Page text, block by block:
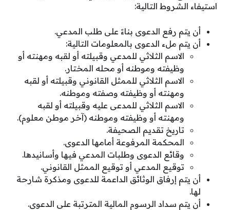
استيفاء الشروط التالية:
أن يتم رفع الدعوى بناءً على طلب المدعي.
أن يتم ملء الدعوى بالمعلومات التالية:
الاسم الثلاثي للمدعي وقبيلته أو لقبه ومهنته أو
وظيفته وموطنه أو محله المختار.
الاسم الثلاثي للممثل القانوني وقبيلته أو لقبه
ومهنته أو وظيفته وصفته وموطنه.
الاسم الثلاثي للمدعى عليه وقبيلته أو لقبه
ومهنته أو وظيفته وموطنه (آخر موطن معلوم).
تاريخ تقديم الصحيفة.
المحكمة المرفوعة أمامها الدعوى.
وقائع الدعوى وطلبات المدعي فيها وأسانيدها.
توقيع المدعي أو توقيع الممثل القانوني.
أن يتم إرفاق الوثائق الداعمة للدعوى ومذكرة شارحة
لها.
أن يتم سداد الرسوم المالية المترتبة على الدعوى.